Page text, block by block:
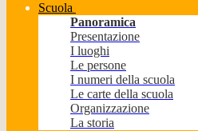
Scuola
Panoramica
Presentazione
I luoghi
Le persone
I numeri della scuola
Le carte della scuola
Organizzazione
La storia